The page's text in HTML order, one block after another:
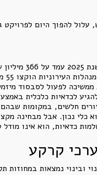
להפוך היום לפרויקט
הרשות ממשיכה לפעול
לכדאיות כלכלית
חלשים, במקומות
כלי נכון. אבל מבחינה
כדאיות, הוא אינו מודל
קרקע
הדיור שאושרו בתכניות פינוי